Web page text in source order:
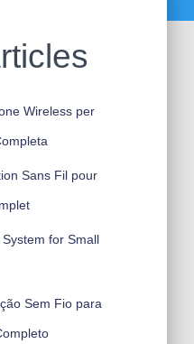
Wireless per
Sans Fil pour
for Small
Sem Fio para